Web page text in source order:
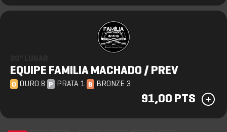
EQUIPE FAMILIA MACHADO / PREV
O OURO 8 P PRATA 1 B BRONZE 3
91,00 PTS